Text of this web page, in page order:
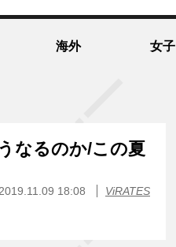
海外 女子
なるのか/この夏
2019.11.09 18:08 ViRATES